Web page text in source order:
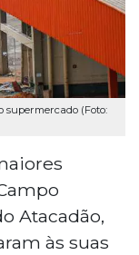
(Foto:
Atacadão,
às suas